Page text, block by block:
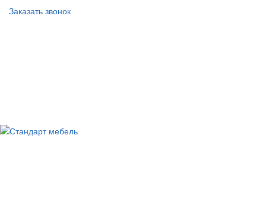
Заказать звонок